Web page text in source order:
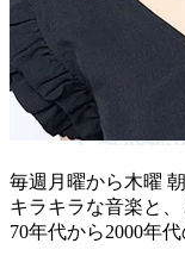
毎週月曜から木曜
キラキラな音楽と
70年代から2000年